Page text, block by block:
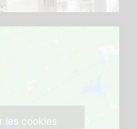
les cookies